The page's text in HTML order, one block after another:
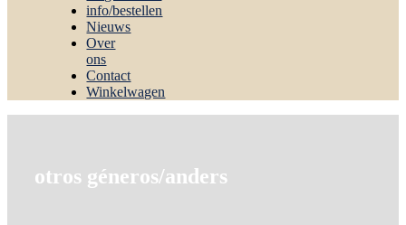
info/bestellen
Nieuws
Over
ons
Contact
Winkelwagen
otros géneros/anders